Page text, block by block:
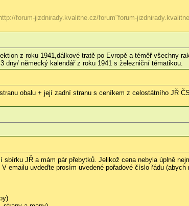
forum-jizdnirady.kvalitne.cz/forum"forum-
z roku 1941,dálkové tratě po Evropě a téměř všechny
německý kalendář z roku 1941 s železniční tématikou.
obalu + její zadní stranu s ceníkem z celostátního JŘ
JŘ a mám pár přebytků. Jelikož cena nebyla úplně
emailu uvdeďte prosím uvedené pořadové číslo řádu